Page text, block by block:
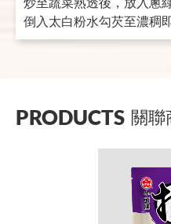
炒至蔬菜熟透後，放入蔥
倒入太白粉水勾芡至濃稠
PRODUCTS 關聯